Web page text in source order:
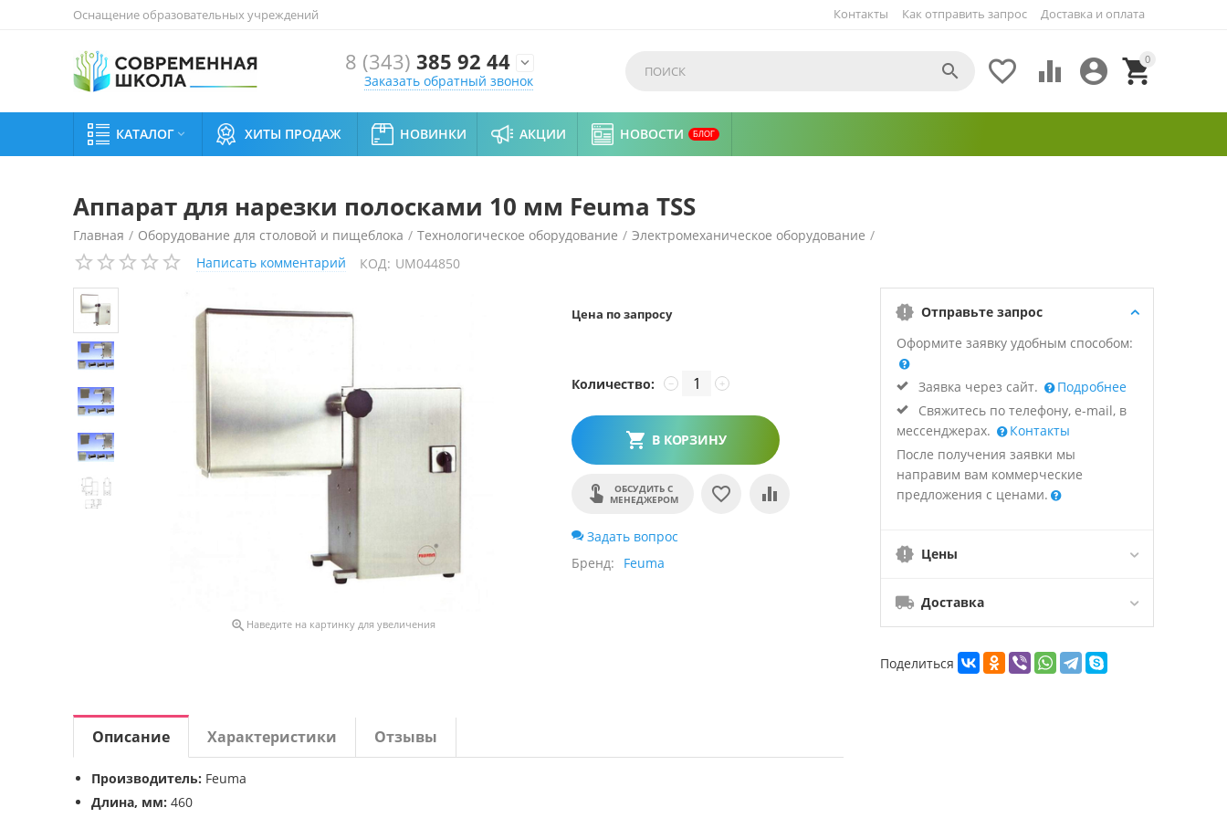
Оснащение образовательных учреждений Как отправить запрос Доставка и оплата
Контакты
8 (343) 385 92 44 
Заказать обратный звонок
0


 

КАТАЛОГ  ХИТЫ ПРОДАЖ НОВИНКИ АКЦИИ НОВОСТИ БЛОГ
Аппарат для нарезки полосками 10 мм Feuma TSS
Главная / Оборудование для столовой и пищеблока / Технологическое оборудование / Электромеханическое оборудование /
Универсальные кухонные машины / Аппарат для нарезки полосками 10 мм Feuma TSS
Написать комментарий КОД: UM044850
 Наведите на картинку для увеличения
Цена по запросу
Количество: +
−
В КОРЗИНУ
ОБСУДИТЬ С
МЕНЕДЖЕРОМ
Задать вопрос
Бренд
Feuma
Отправьте запрос
Оформите заявку удобным способом:
Заявка через сайт.
Подробнее
Свяжитесь по телефону, e-mail, в
мессенджерах.
Контакты
После получения заявки мы
направим вам коммерческие
предложения с ценами.
Цены
Доставка
Поделиться
Описание Характеристики Отзывы
Производитель: Feuma
Длина, мм: 460